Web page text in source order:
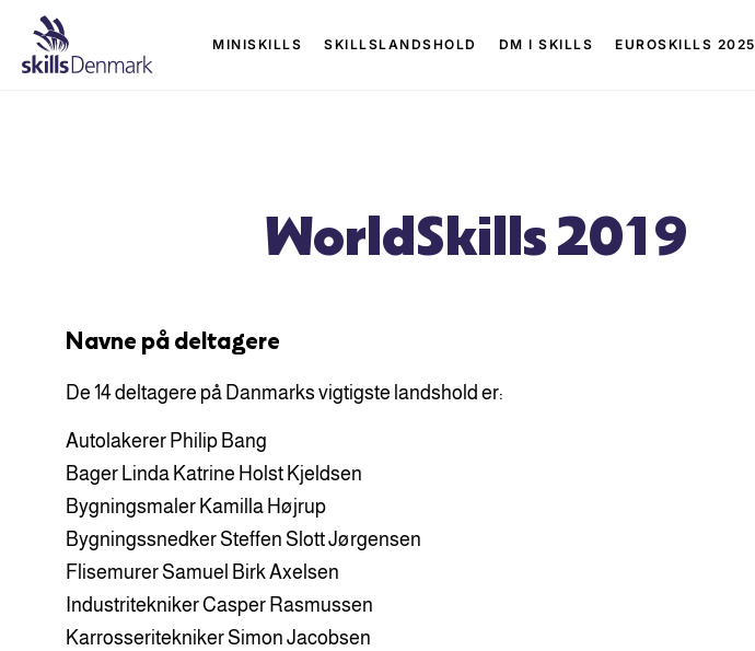
MINISKILLS SKILLSLANDSHOLD DM I SKILLS EUROSKILLS 2025
WorldSkills 2019
Navne på deltagere
De 14 deltagere på Danmarks vigtigste landshold er:
Autolakerer Philip Bang
Bager Linda Katrine Holst Kjeldsen
Bygningsmaler Kamilla Højrup
Bygningssnedker Steffen Slott Jørgensen
Flisemurer Samuel Birk Axelsen
Industritekniker Casper Rasmussen
Karrosseritekniker Simon Jacobsen